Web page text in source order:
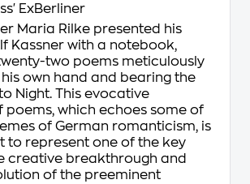
ExBerliner
Maria Rilke presented his
Kassner with a notebook,
two poems meticulously
own hand and bearing the
Night. This evocative
poems, which echoes some of
of German romanticism, is
to represent one of the key
creative breakthrough and
of the preeminent